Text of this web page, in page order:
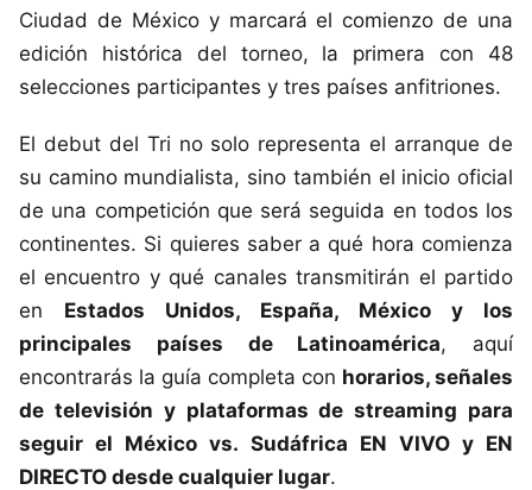
Ciudad de México y marcará el comienzo de una
edición histórica del torneo, la primera con 48
selecciones participantes y tres países anfitriones.
El debut del Tri no solo representa el arranque de
su camino mundialista, sino también el inicio oficial
de una competición que será seguida en todos los
continentes. Si quieres saber a qué hora comienza
el encuentro y qué canales transmitirán el partido
en Estados Unidos, España, México y los
principales países de Latinoamérica, aquí
encontrarás la guía completa con horarios, señales
de televisión y plataformas de streaming para
seguir el México vs. Sudáfrica EN VIVO y EN
DIRECTO desde cualquier lugar.